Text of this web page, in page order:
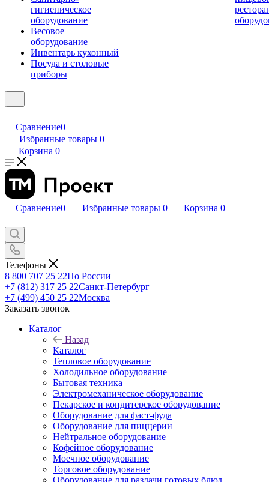
гигиеническое
оборудование
Весовое
оборудование
Инвентарь кухонный
Посуда и столовые
приборы
Сравнение0
Избранные товары 0
Корзина 0
Сравнение0 Избранные товары 0 Корзина 0
Телефоны
8 800 707 25 22По России
+7 (812) 317 25 22Санкт-Петербург
+7 (499) 450 25 22Москва
Заказать звонок
Каталог
Назад
Каталог
Тепловое оборудование
Холодильное оборудование
Бытовая техника
Электромеханическое оборудование
Пекарское и кондитерское оборудование
Оборудование для фаст-фуда
Оборудование для пиццерии
Нейтральное оборудование
Кофейное оборудование
Моечное оборудование
Торговое оборудование
Оборудование для раздачи готовых блюд